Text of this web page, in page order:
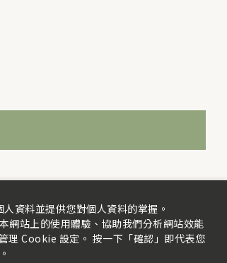
資料並提供您對個人資料的掌握。
網站上的使用體驗、協助我們分析網站效能
理 Cookie 設定。 按一下「確認」即代表您